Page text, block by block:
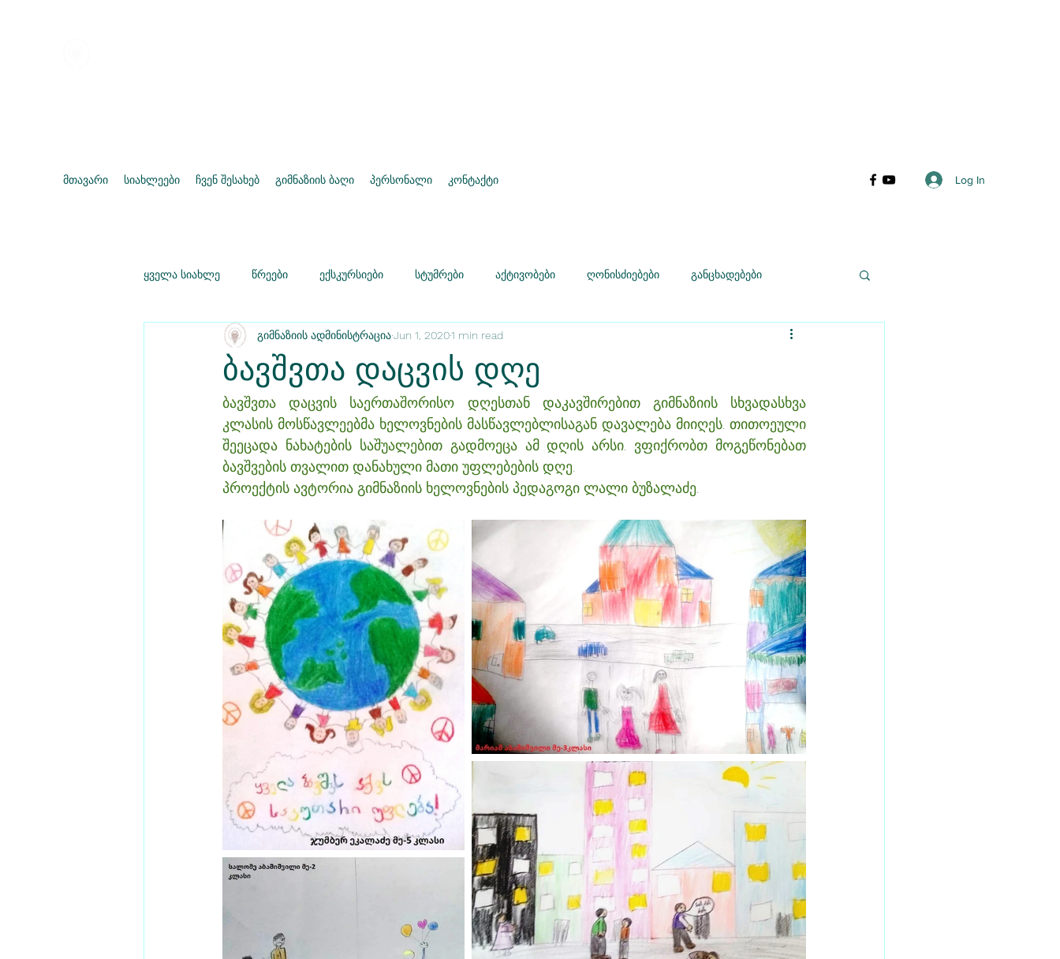
მთავარი სიახლეები ჩვენ შესახებ გიმნაზიის ბაღი პერსონალი კონტაქტი Log In
ყველა სიახლე წრეები ექსკურსიები სტუმრები აქტივობები ღონისძიებები განცხადებები
დისტანციური სწავლება საგანმანათლებლო კამპანია
ბავშვთა დაცვის დღე
გიმნაზიის ადმინისტრაციაJun 1, 20201 min read
ბავშვთა დაცვის საერთაშორისო დღესთან დაკავშირებით გიმნაზიის სხვადასხვა
კლასის მოსწავლეებმა ხელოვნების მასწავლებლისაგან დავალება მიიღეს. თითოეული
შეეცადა ნახატების საშუალებით გადმოეცა ამ დღის არსი. ვფიქრობთ მოგეწონებათ
ბავშვების თვალით დანახული მათი უფლებების დღე.
პროექტის ავტორია გიმნაზიის ხელოვნების პედაგოგი ლალი ბუზალაძე.